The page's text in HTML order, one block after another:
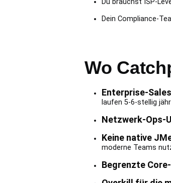
Du brauchst ISP-
Dein Compliance-
Wo
Enterprise-
laufen 5-6-stellig
Netzwerk-Ops-
Keine native
moderne Teams
Begrenzte